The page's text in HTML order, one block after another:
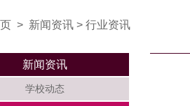
> 新闻资讯 > 行业资讯
新闻资讯
学校动态